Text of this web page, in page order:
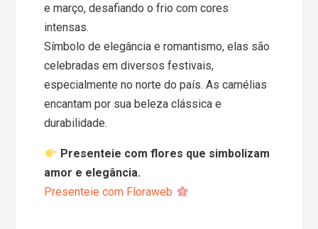
e março, desafiando o frio com cores
intensas.
Símbolo de elegância e romantismo, elas são
celebradas em diversos festivais,
especialmente no norte do país. As camélias
encantam por sua beleza clássica e
durabilidade.
Presenteie com flores que simbolizam
amor e elegância.
Presenteie com Floraweb